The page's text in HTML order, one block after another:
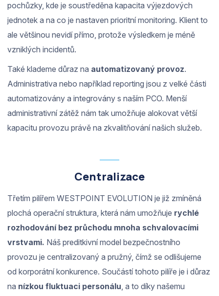
pochůzky, kde je soustředěna kapacita výjezdových
jednotek a na co je nastaven prioritní monitoring. Klient to
ale většinou nevidí přímo, protože výsledkem je méně
vzniklých incidentů.
Také klademe důraz na automatizovaný provoz.
Administrativa nebo například reporting jsou z velké části
automatizovány a integrovány s naším PCO. Menší
administrativní zátěž nám tak umožňuje alokovat větší
kapacitu provozu právě na zkvalitňování našich služeb.
Centralizace
Třetím pilířem WESTPOINT EVOLUTION je již zmíněná
plochá operační struktura, která nám umožňuje rychlé
rozhodování bez průchodu mnoha schvalovacími
vrstvami. Náš preditkivní model bezpečnostního
provozu je centralizovaný a pružný, čímž se odlišujeme
od korporátní konkurence. Součástí tohoto pilíře je i důraz
na nízkou fluktuaci personálu, a to díky našemu